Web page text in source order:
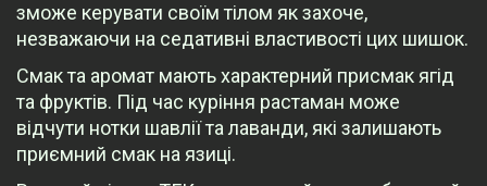
зможе керувати своїм тілом як захоче,
незважаючи на седативні властивості цих шишок.
Смак та аромат мають характерний присмак ягід
та фруктів. Під час куріння растаман може
відчути нотки шавлії та лаванди, які залишають
приємний смак на язиці.